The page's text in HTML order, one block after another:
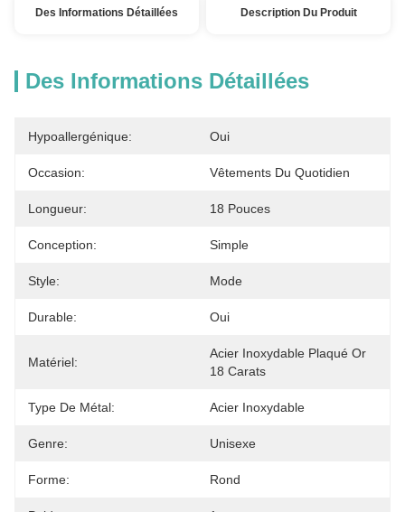
Des Informations Détaillées Description Du Produit
Des Informations Détaillées
Hypoallergénique: Oui
Occasion: Vêtements Du Quotidien
Longueur: 18 Pouces
Conception: Simple
Style: Mode
Durable: Oui
Matériel:
Acier Inoxydable Plaqué Or
18 Carats
Type De Métal: Acier Inoxydable
Genre: Unisexe
Forme: Rond